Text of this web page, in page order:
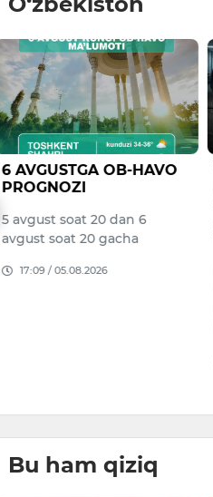
6 AVGUSTGA OB-HAVO
PROGNOZI
5 avgust soat 20 dan 6
avgust soat 20 gacha
17:09 / 05.08.2026
Bu ham qiziq